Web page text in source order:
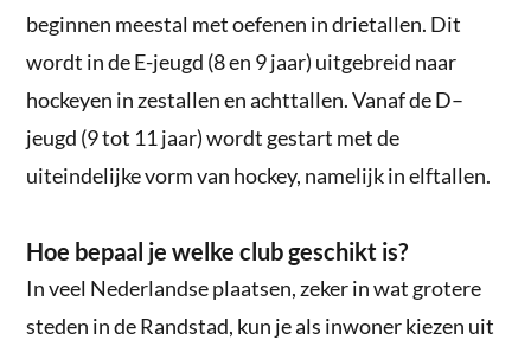
beginnen meestal met oefenen in drietallen. Dit
wordt in de E-jeugd (8 en 9 jaar) uitgebreid naar
hockeyen in zestallen en achttallen. Vanaf de D–
jeugd (9 tot 11 jaar) wordt gestart met de
uiteindelijke vorm van hockey, namelijk in elftallen.
Hoe bepaal je welke club geschikt is?
In veel Nederlandse plaatsen, zeker in wat grotere
steden in de Randstad, kun je als inwoner kiezen uit